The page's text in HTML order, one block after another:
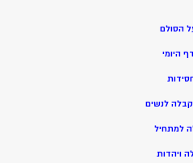
הסולם
היומי
קבלה לנשים
למתחיל
ויהדות